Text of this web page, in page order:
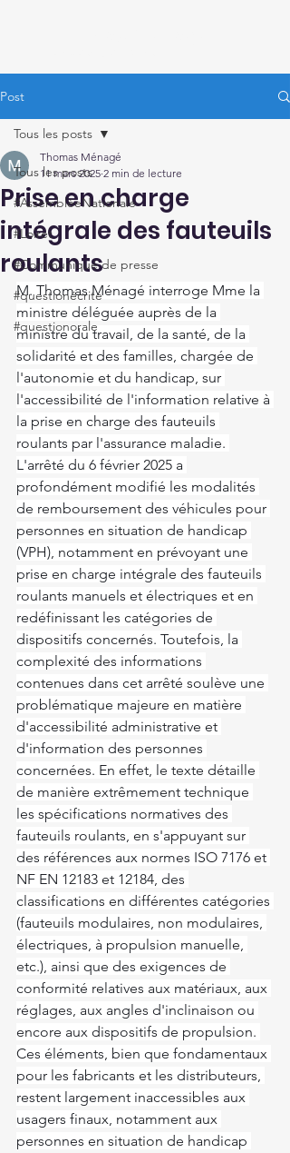
Post
Tous les posts
#AssembléeNationale
#Loiret
#Communiqué de presse
#questionécrite
#questionorale
Tous les posts
Prise en charge
intégrale des fauteuils
roulants
Thomas Ménagé
11 mars 2025 2 min de lecture
M. Thomas Ménagé interroge Mme la
ministre déléguée auprès de la
ministre du travail, de la santé, de la
solidarité et des familles, chargée de
l'autonomie et du handicap, sur
l'accessibilité de l'information relative à
la prise en charge des fauteuils
roulants par l'assurance maladie.
L'arrêté du 6 février 2025 a
profondément modifié les modalités
de remboursement des véhicules pour
personnes en situation de handicap
(VPH), notamment en prévoyant une
prise en charge intégrale des fauteuils
roulants manuels et électriques et en
redéfinissant les catégories de
dispositifs concernés. Toutefois, la
complexité des informations
contenues dans cet arrêté soulève une
problématique majeure en matière
d'accessibilité administrative et
d'information des personnes
concernées. En effet, le texte détaille
de manière extrêmement technique
les spécifications normatives des
fauteuils roulants, en s'appuyant sur
des références aux normes ISO 7176 et
NF EN 12183 et 12184, des
classifications en différentes catégories
(fauteuils modulaires, non modulaires,
électriques, à propulsion manuelle,
etc.), ainsi que des exigences de
conformité relatives aux matériaux, aux
réglages, aux angles d'inclinaison ou
encore aux dispositifs de propulsion.
Ces éléments, bien que fondamentaux
pour les fabricants et les distributeurs,
restent largement inaccessibles aux
usagers finaux, notamment aux
personnes en situation de handicap